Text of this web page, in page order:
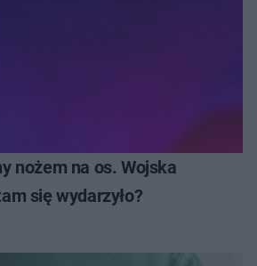
nożem na os. Wojska
się wydarzyło?